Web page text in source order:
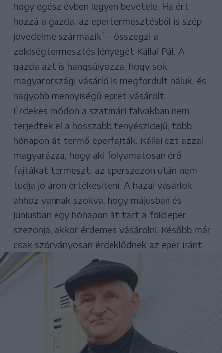
hogy egész évben legyen bevétele. Ha ért
hozzá a gazda, az epertermesztésből is szép
jövedelme származik” – összegzi a
zöldségtermesztés lényegét Kállai Pál. A
gazda azt is hangsúlyozza, hogy sok
magyarországi vásárló is megfordult náluk, és
nagyobb mennyiségű epret vásárolt.
Érdekes módon a szatmári falvakban nem
terjedtek el a hosszabb tenyészidejű, több
hónapon át termő eperfajták. Kállai ezt azzal
magyarázza, hogy aki folyamatosan érő
fajtákat termeszt, az eperszezon után nem
tudja jó áron értékesíteni. A hazai vásárlók
ahhoz vannak szokva, hogy májusban és
júniusban egy hónapon át tart a földieper
szezonja, akkor érdemes vásárolni. Később már
csak szórványosan érdeklődnek az eper iránt.